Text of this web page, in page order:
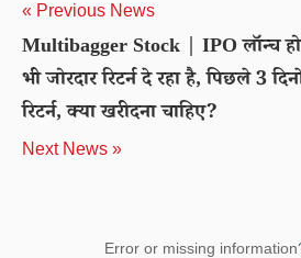
« Previous News
Multibagger Stock | IPO लॉन्च
भी जोरदार रिटर्न दे रहा है, पिछले 3
रिटर्न, क्या खरीदना चाहिए?
Next News »
Error or missing